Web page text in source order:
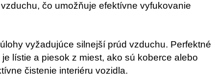
čo umožňuje efektívne vyfukovanie
vyžadujúce silnejší prúd vzduchu. Perfektné
lístie a piesok z miest, ako sú koberce alebo
čistenie interiéru vozidla.